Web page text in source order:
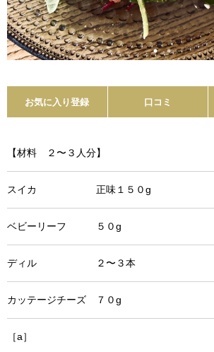
お気に入り登録 口コミ
【材料 ２〜３人分】
スイカ 正味１５０g
ベビーリーフ ５０g
ディル ２〜３本
カッテージチーズ ７０g
［a］